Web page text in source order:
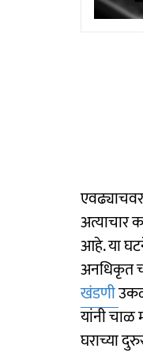
अत्याचार
आहे. या
अनधिकृत
खंडणी
यांनी
घराच्या